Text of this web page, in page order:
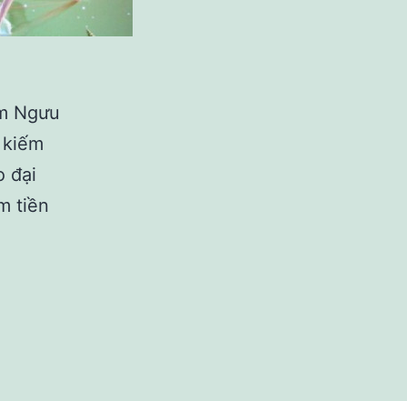
Ngưu
đại
tiền